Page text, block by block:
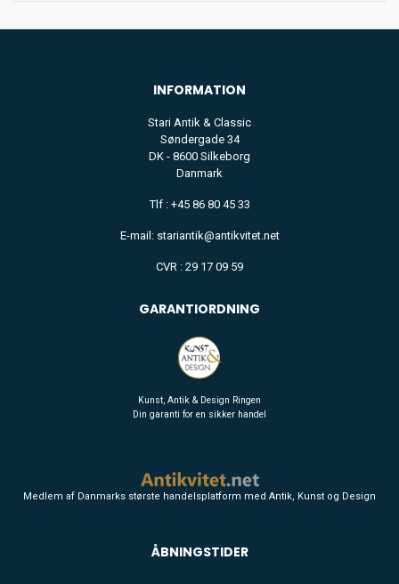
INFORMATION
Stari Antik & Classic
Søndergade 34
DK - 8600 Silkeborg
Danmark
Tlf : +45 86 80 45 33
E-mail: stariantik@antikvitet.net
CVR : 29 17 09 59
GARANTIORDNING
Kunst, Antik & Design Ringen
Din garanti for en sikker handel
Medlem af Danmarks største handelsplatform med Antik, Kunst og Design
ÅBNINGSTIDER